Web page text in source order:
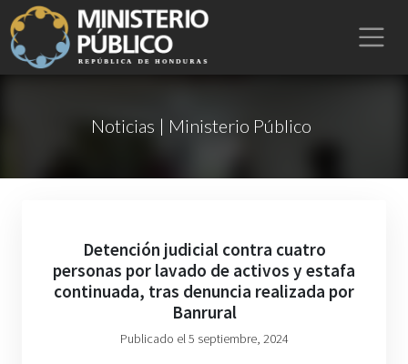
Noticias | Ministerio Público
Detención judicial contra cuatro
personas por lavado de activos y estafa
continuada, tras denuncia realizada por
Banrural
Publicado el 5 septiembre, 2024